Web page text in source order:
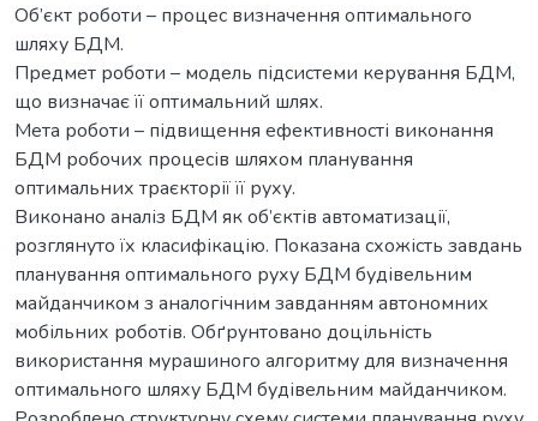
Об’єкт роботи – процес визначення оптимального
шляху БДМ.
Предмет роботи – модель підсистеми керування БДМ,
що визначає її оптимальний шлях.
Мета роботи – підвищення ефективності виконання
БДМ робочих процесів шляхом планування
оптимальних траєкторії її руху.
Виконано аналіз БДМ як об’єктів автоматизації,
розглянуто їх класифікацію. Показана схожість завдань
планування оптимального руху БДМ будівельним
майданчиком з аналогічним завданням автономних
мобільних роботів. Обґрунтовано доцільність
використання мурашиного алгоритму для визначення
оптимального шляху БДМ будівельним майданчиком.